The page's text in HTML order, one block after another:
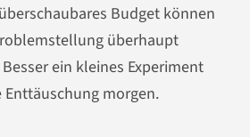
Budget können
überhaupt
ein kleines Experiment
morgen.